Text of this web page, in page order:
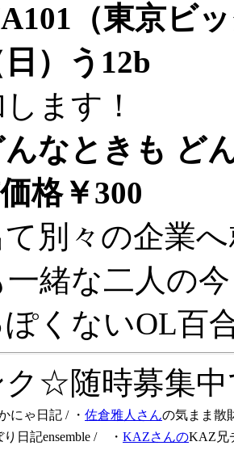
（東京ビ
）う12b
ます！
んなときも ど
格￥300
別々の企業
一緒な二人の
くないOL百
ク☆随時募集
にゃ日記 / ・ 佐倉雅人さんの気まま散
り日記ensemble / ・ KAZさんのKAZ兄